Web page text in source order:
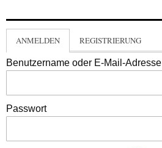
ANMELDEN REGISTRIERUNG
Benutzername oder E-Mail-Adresse
Passwort